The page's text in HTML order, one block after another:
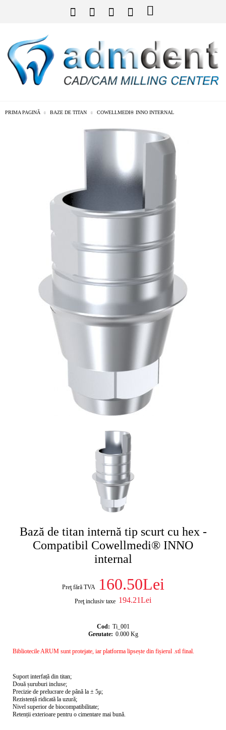
PRIMA PAGINĂ BAZE DE TITAN COWELLMEDI® INNO INTERNAL
Bază de titan internă tip scurt cu hex -
Compatibil Cowellmedi® INNO
internal
Preţ fără TVA 160.50Lei
Preţ inclusiv taxe 194.21Lei
Cod: Ti_001
Greutate: 0.000 Kg
Bibliotecile ARUM sunt protejate, iar platforma lipsește din fișierul .stl final.
Suport interfață din titan;
Două șuruburi incluse;
Precizie de prelucrare de până la ± 5μ;
Rezistență ridicată la uzură;
Nivel superior de biocompatibilitate;
Retenții exterioare pentru o cimentare mai bună.